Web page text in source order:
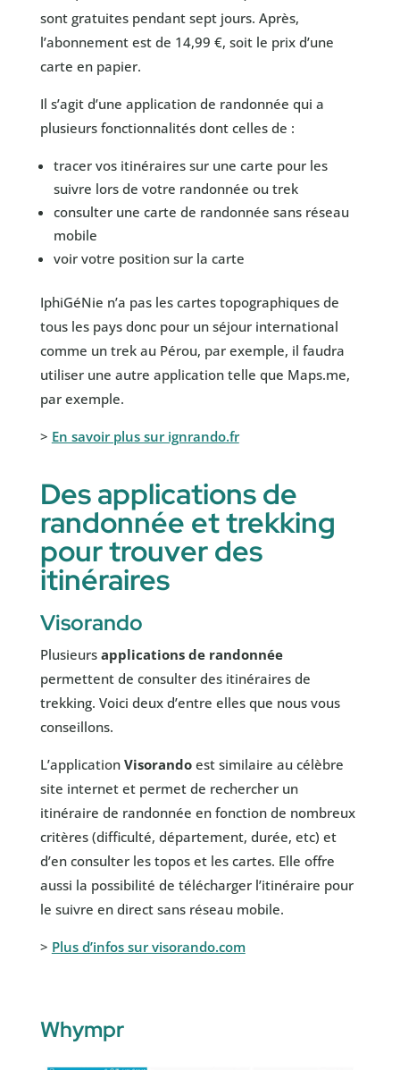
sont gratuites pendant sept jours. Après,
l’abonnement est de 14,99 €, soit le prix d’une
carte en papier.
Il s’agit d’une application de randonnée qui a
plusieurs fonctionnalités dont celles de :
tracer vos itinéraires sur une carte pour les
suivre lors de votre randonnée ou trek
consulter une carte de randonnée sans réseau
mobile
voir votre position sur la carte
IphiGéNie n’a pas les cartes topographiques de
tous les pays donc pour un séjour international
comme un trek au Pérou, par exemple, il faudra
utiliser une autre application telle que Maps.me,
par exemple.
> En savoir plus sur ignrando.fr
Des applications de
randonnée et trekking
pour trouver des
itinéraires
Visorando
Plusieurs applications de randonnée
permettent de consulter des itinéraires de
trekking. Voici deux d’entre elles que nous vous
conseillons.
L’application Visorandoest similaire au célèbre
site internet et permet de rechercher un
itinéraire de randonnée en fonction de nombreux
critères (difficulté, département, durée, etc) et
d’en consulter les topos et les cartes. Elle offre
aussi la possibilité de télécharger l’itinéraire pour
le suivre en direct sans réseau mobile.
> Plus d’infos sur visorando.com
Whympr